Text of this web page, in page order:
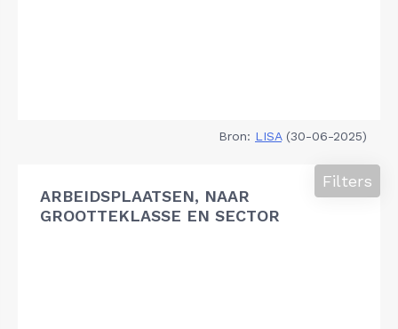
Bron: LISA(30-06-2025)
ARBEIDSPLAATSEN, NAAR
GROOTTEKLASSE EN SECTOR
Filters